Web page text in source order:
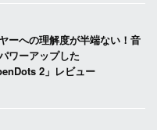
ーへの理解度が半端ない！音
ワーアップした
2」レビュー